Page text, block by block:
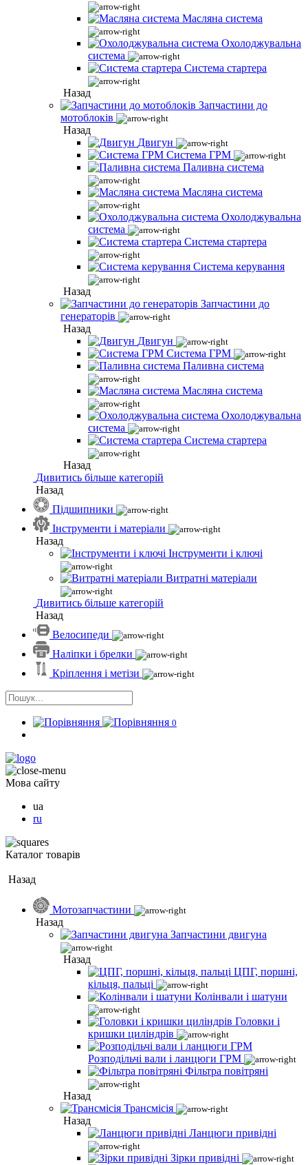
Масляна система
Охолоджувальна
система
Система стартера
Назад
Запчастини до
мотоблоків
Назад
Двигун
Система ГРМ
Паливна система
Масляна система
Охолоджувальна
система
Система стартера
Система керування
Назад
Запчастини до
генераторів
Назад
Двигун
Система ГРМ
Паливна система
Масляна система
Охолоджувальна
система
Система стартера
Назад
Дивитись більше категорій
Назад
Підшипники
Інструменти і матеріали
Назад
Інструменти і ключі
Витратні матеріали
Дивитись більше категорій
Назад
Велосипеди
Наліпки і брелки
Кріплення і метізи
0
Мова сайту
ua
ru
Каталог товарів
Назад
Мотозапчастини
Назад
Запчастини двигуна
Назад
ЦПГ, поршні,
кільця, пальці
Колінвали і шатуни
Головки і
кришки циліндрів
Розподільчі вали і ланцюги ГРМ
Фільтра повітряні
Назад
Трансмісія
Назад
Ланцюги привідні
Зірки привідні